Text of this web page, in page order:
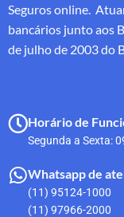
Seguros online.
bancários junto aos
de julho de 2003 do
Horário de
Segunda a Sexta:
Whatsapp de
(11) 95124-1000
(11) 97966-2000